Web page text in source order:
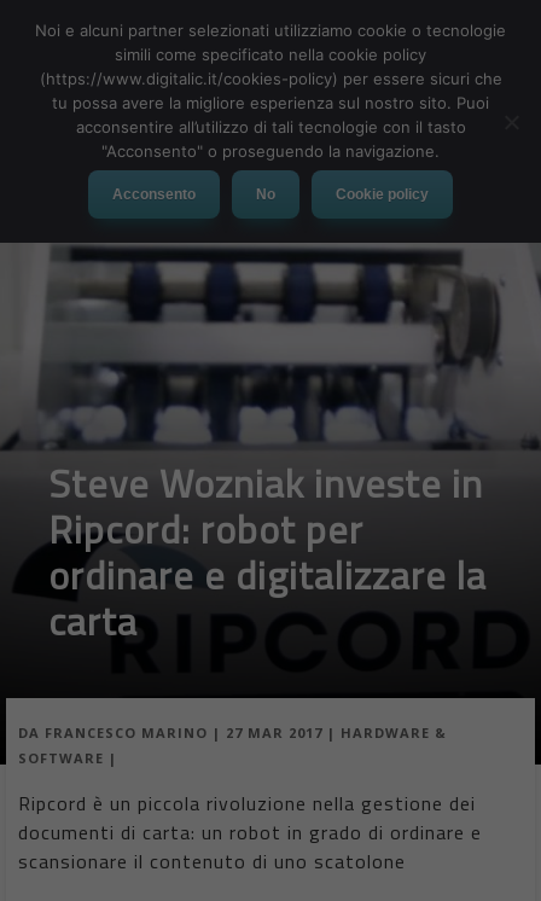
MENU
Steve Wozniak investe in
Ripcord: robot per
ordinare e digitalizzare la
carta
DA FRANCESCO MARINO | 27 MAR 2017 | HARDWARE &
SOFTWARE |
Ripcord è un piccola rivoluzione nella gestione dei
documenti di carta: un robot in grado di ordinare e
scansionare il contenuto di uno scatolone
Noi e alcuni partner selezionati utilizziamo cookie o tecnologie
simili come specificato nella cookie policy
(https://www.digitalic.it/cookies-policy) per essere sicuri che
tu possa avere la migliore esperienza sul nostro sito. Puoi
acconsentire all’utilizzo di tali tecnologie con il tasto
"Acconsento" o proseguendo la navigazione.
Acconsento No Cookie policy